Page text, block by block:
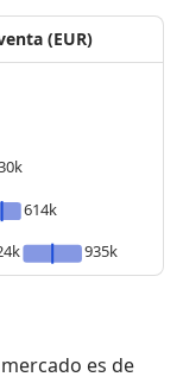
(EUR)
614k
935k
es de